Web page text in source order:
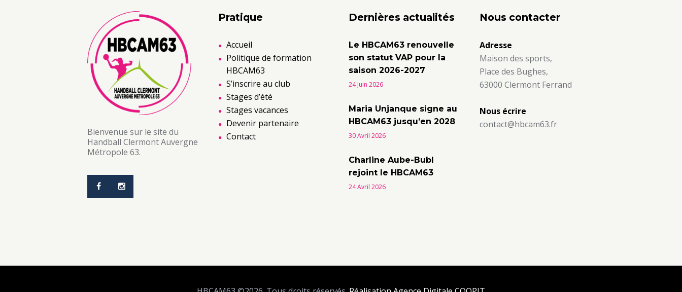
Bienvenue sur le site du
Handball Clermont Auvergne
Métropole 63.
Pratique
Accueil
Politique de formation
HBCAM63
S’inscrire au club
Stages d’été
Stages vacances
Devenir partenaire
Contact
Dernières actualités
Le HBCAM63 renouvelle
son statut VAP pour la
saison 2026-2027
24 Juin 2026
Maria Unjanque signe au
HBCAM63 jusqu’en 2028
30 Avril 2026
Charline Aube-Bubl
rejoint le HBCAM63
24 Avril 2026
Nous contacter
Adresse
Maison des sports,
Place des Bughes,
63000 Clermont Ferrand
Nous écrire
contact@hbcam63.fr